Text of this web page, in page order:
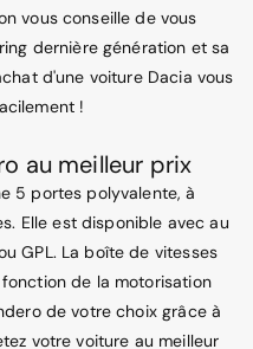
vous conseille de vous
dernière génération et sa
d'une voiture Dacia vous
!
au meilleur prix
5 portes polyvalente, à
Elle est disponible avec au
GPL. La boîte de vitesses
de la motorisation
de votre choix grâce à
votre voiture au meilleur